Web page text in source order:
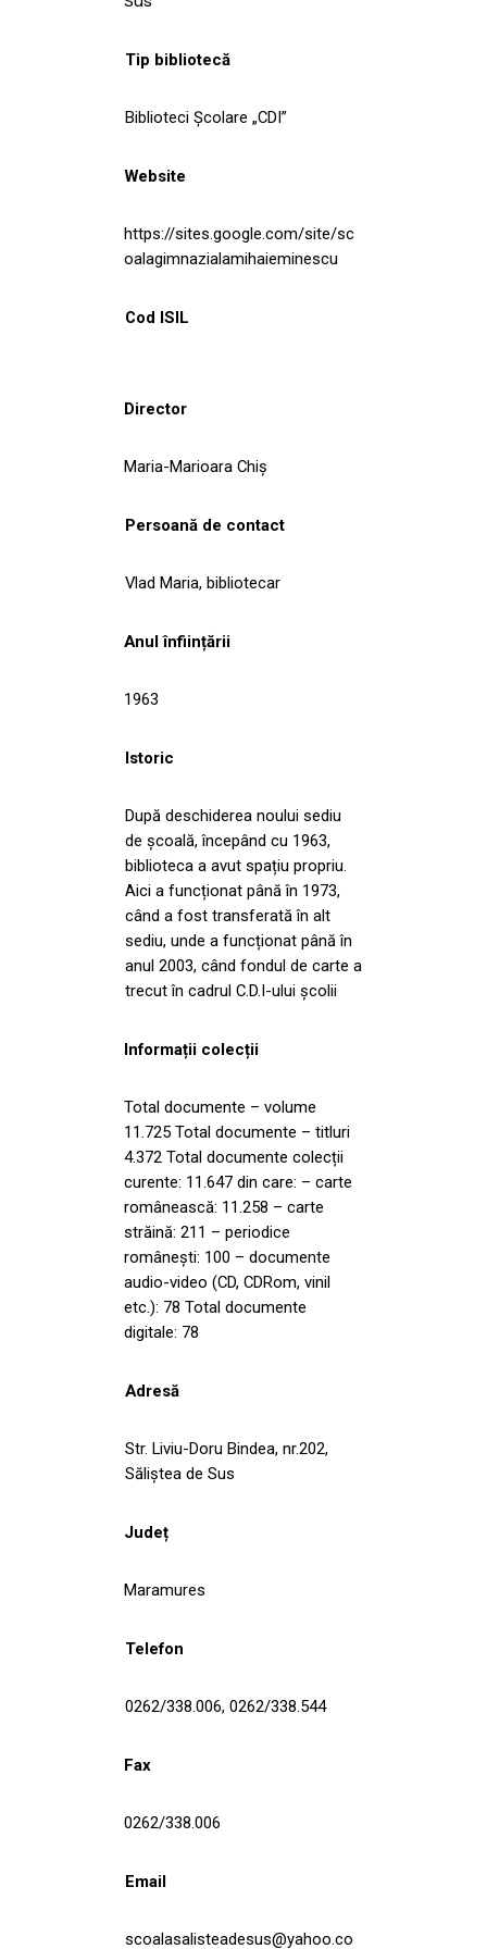
Tip bibliotecă
Biblioteci Școlare „CDI”
Website
https://sites.google.com/site/sc
oalagimnazialamihaieminescu
Cod ISIL
Director
Maria-Marioara Chiș
Persoană de contact
Vlad Maria, bibliotecar
Anul înființării
1963
Istoric
După deschiderea noului sediu
de școală, începând cu 1963,
biblioteca a avut spațiu propriu.
Aici a funcționat până în 1973,
când a fost transferată în alt
sediu, unde a funcționat până în
anul 2003, când fondul de carte a
trecut în cadrul C.D.I-ului școlii
Informații colecții
Total documente – volume
11.725 Total documente – titluri
4.372 Total documente colecții
curente: 11.647 din care: – carte
românească: 11.258 – carte
străină: 211 – periodice
românești: 100 – documente
audio-video (CD, CDRom, vinil
etc.): 78 Total documente
digitale: 78
Adresă
Str. Liviu-Doru Bindea, nr.202,
Săliștea de Sus
Județ
Maramures
Telefon
0262/338.006, 0262/338.544
Fax
0262/338.006
Email
scoalasalisteadesus@yahoo.co